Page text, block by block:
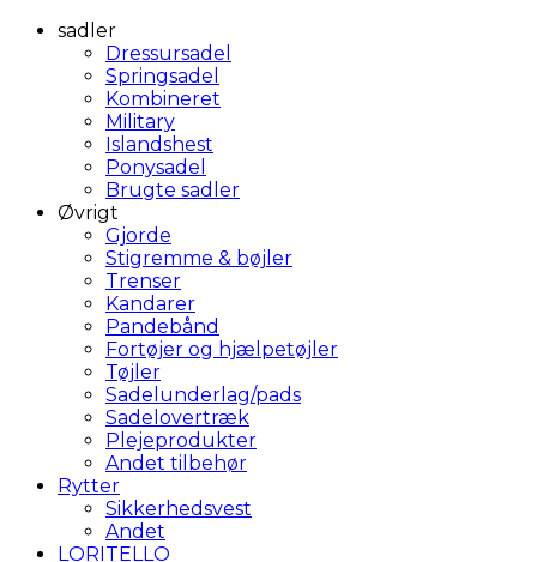
sadler
Dressursadel
Springsadel
Kombineret
Military
Islandshest
Ponysadel
Brugte sadler
Øvrigt
Gjorde
Stigremme & bøjler
Trenser
Kandarer
Pandebånd
Fortøjer og hjælpetøjler
Tøjler
Sadelunderlag/pads
Sadelovertræk
Plejeprodukter
Andet tilbehør
Rytter
Sikkerhedsvest
Andet
LORITELLO